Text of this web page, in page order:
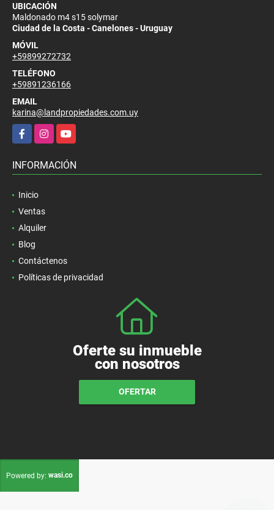
UBICACIÓN
Maldonado m4 s15 solymar
Ciudad de la Costa - Canelones - Uruguay
MÓVIL
+59899272732
TELÉFONO
+59891236166
EMAIL
karina@landpropiedades.com.uy
FacebookInstagramYouTube
INFORMACIÓN
Inicio
Ventas
Alquiler
Blog
Contáctenos
Políticas de privacidad
Oferte su inmueble
con nosotros
OFERTAR
Powered by: wasi.co